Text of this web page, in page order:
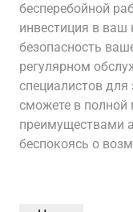
бесперебойной
инвестиция в
безопасность
регулярном
специалистов
сможете в полной
преимуществами
беспокоясь о
Навигация